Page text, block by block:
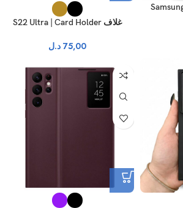
غلاف S22 Ultra | Card Holder
75,00 د.ل